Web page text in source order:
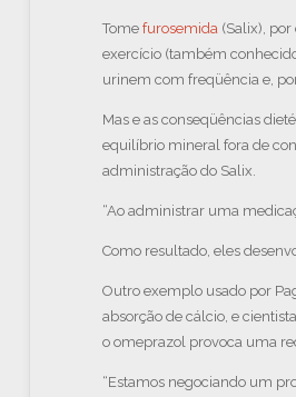
Tome furosemida (Salix),
exercício (também
urinem com freqüência e,
Mas e as conseqüências
equilíbrio mineral fora de
administração do Salix.
“Ao administrar uma
Como resultado, eles
Outro exemplo usado por
absorção de cálcio, e
o omeprazol provoca uma
“Estamos negociando um